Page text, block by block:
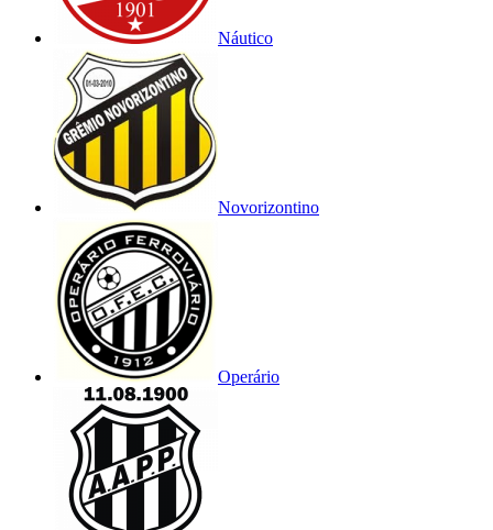
Náutico
Novorizontino
Operário